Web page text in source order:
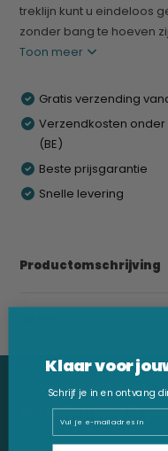
treklijn kunt u eindeloos
zonder bang te hoeven
Toon meer
Gratis verzending
Verzendkosten onder
(BE)
Beste prijsgarantie
Snelle levering
Productomschrijving
WAT VIND JE HIERVAN?
Misschien vind je
Klaar voor
Schrijf je in en ontvang